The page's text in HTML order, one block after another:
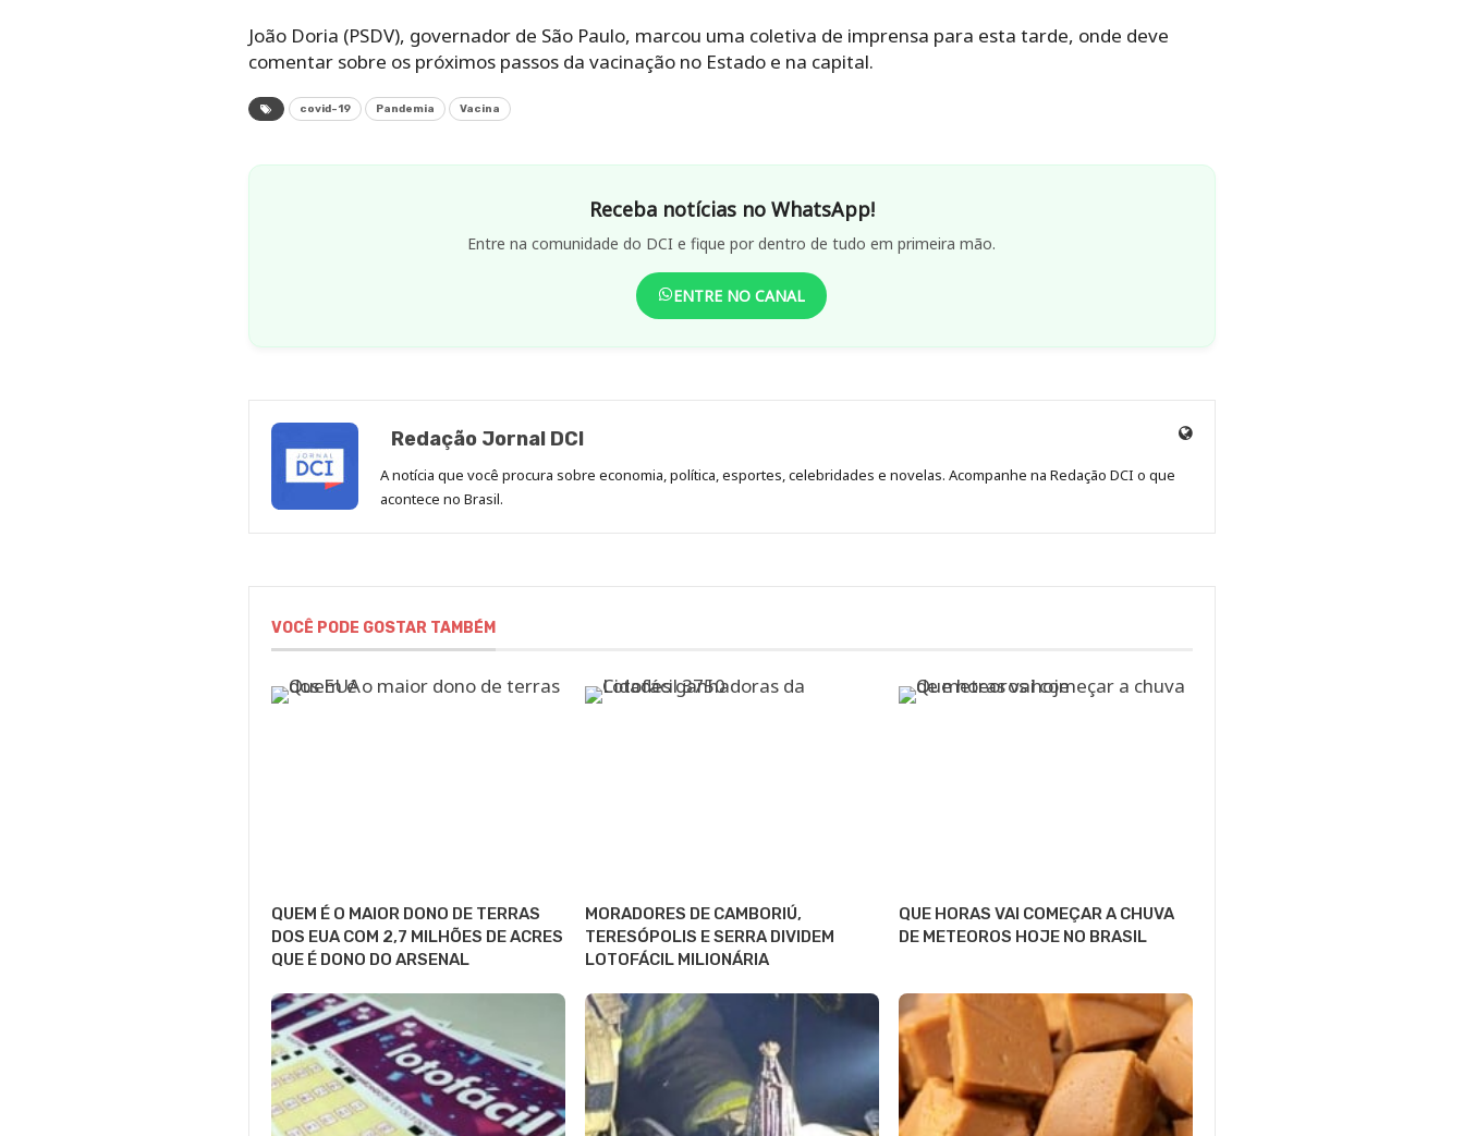
João Doria (PSDV), governador de São Paulo, marcou uma coletiva de imprensa para esta tarde, onde deve
comentar sobre os próximos passos da vacinação no Estado e na capital.
covid-19 Pandemia Vacina
Receba notícias no WhatsApp!
Entre na comunidade do DCI e fique por dentro de tudo em primeira mão.
ENTRE NO CANAL
Redação Jornal DCI
Site
A notícia que você procura sobre economia, política, esportes, celebridades e novelas. Acompanhe na Redação DCI o que
acontece no Brasil.
VOCÊ PODE GOSTAR TAMBÉM
QUEM É O MAIOR DONO DE TERRAS
DOS EUA COM 2,7 MILHÕES DE ACRES
QUE É DONO DO ARSENAL
MORADORES DE CAMBORIÚ,
TERESÓPOLIS E SERRA DIVIDEM
LOTOFÁCIL MILIONÁRIA
QUE HORAS VAI COMEÇAR A CHUVA
DE METEOROS HOJE NO BRASIL